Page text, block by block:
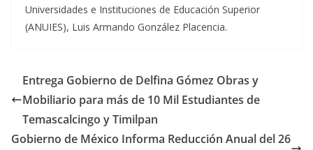
Universidades e Instituciones de Educación Superior
(ANUIES), Luis Armando González Placencia.
Entrega Gobierno de Delfina Gómez Obras y
Mobiliario para más de 10 Mil Estudiantes de
Temascalcingo y Timilpan
Gobierno de México Informa Reducción Anual del 26